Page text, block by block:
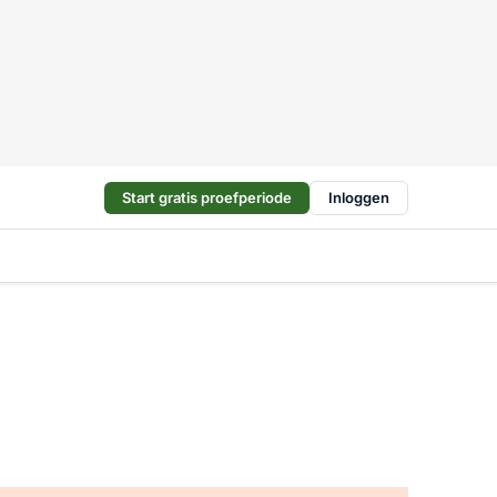
Start gratis proefperiode Inloggen